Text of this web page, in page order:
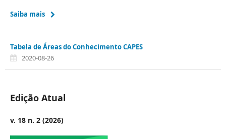
Saiba mais
Tabela de Áreas do Conhecimento CAPES
2020-08-26
Edição Atual
v. 18 n. 2 (2026)